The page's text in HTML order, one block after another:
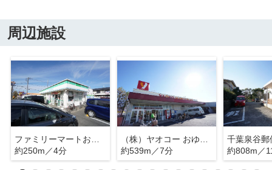
周辺施設
約250m／4分
約539m／7分
千葉泉谷郵
約808m／